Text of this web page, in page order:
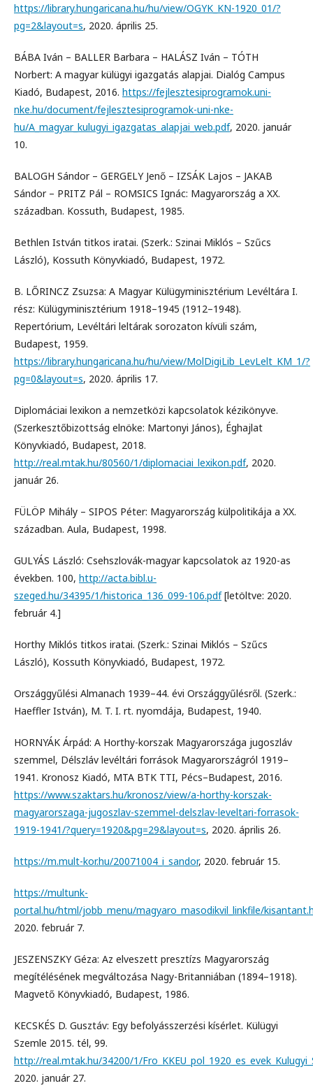
https://library.hungaricana.hu/hu/view/OGYK_KN-1920_01/?
pg=2&layout=s, 2020. április 25.
BÁBA Iván – BALLER Barbara – HALÁSZ Iván – TÓTH
Norbert: A magyar külügyi igazgatás alapjai. Dialóg Campus
Kiadó, Budapest, 2016. https://fejlesztesiprogramok.uni-
nke.hu/document/fejlesztesiprogramok-uni-nke-
hu/A_magyar_kulugyi_igazgatas_alapjai_web.pdf, 2020. január
10.
BALOGH Sándor – GERGELY Jenő – IZSÁK Lajos – JAKAB
Sándor – PRITZ Pál – ROMSICS Ignác: Magyarország a XX.
században. Kossuth, Budapest, 1985.
Bethlen István titkos iratai. (Szerk.: Szinai Miklós – Szűcs
László), Kossuth Könyvkiadó, Budapest, 1972.
B. LŐRINCZ Zsuzsa: A Magyar Külügyminisztérium Levéltára I.
rész: Külügyminisztérium 1918–1945 (1912–1948).
Repertórium, Levéltári leltárak sorozaton kívüli szám,
Budapest, 1959.
https://library.hungaricana.hu/hu/view/MolDigiLib_LevLelt_KM_1/?
pg=0&layout=s, 2020. április 17.
Diplomáciai lexikon a nemzetközi kapcsolatok kézikönyve.
(Szerkesztőbizottság elnöke: Martonyi János), Éghajlat
Könyvkiadó, Budapest, 2018.
http://real.mtak.hu/80560/1/diplomaciai_lexikon.pdf, 2020.
január 26.
FÜLÖP Mihály – SIPOS Péter: Magyarország külpolitikája a XX.
században. Aula, Budapest, 1998.
GULYÁS László: Csehszlovák-magyar kapcsolatok az 1920-as
években. 100, http://acta.bibl.u-
szeged.hu/34395/1/historica_136_099-106.pdf[letöltve: 2020.
február 4.]
Horthy Miklós titkos iratai. (Szerk.: Szinai Miklós – Szűcs
László), Kossuth Könyvkiadó, Budapest, 1972.
Országgyűlési Almanach 1939–44. évi Országgyűlésről. (Szerk.:
Haeffler István), M. T. I. rt. nyomdája, Budapest, 1940.
HORNYÁK Árpád: A Horthy-korszak Magyarországa jugoszláv
szemmel, Délszláv levéltári források Magyarországról 1919–
1941. Kronosz Kiadó, MTA BTK TTI, Pécs–Budapest, 2016.
https://www.szaktars.hu/kronosz/view/a-horthy-korszak-
magyarorszaga-jugoszlav-szemmel-delszlav-leveltari-forrasok-
1919-1941/?query=1920&pg=29&layout=s, 2020. április 26.
https://m.mult-kor.hu/20071004_i_sandor, 2020. február 15.
https://multunk-
portal.hu/html/jobb_menu/magyaro_masodikvil_linkfile/
2020. február 7.
JESZENSZKY Géza: Az elveszett presztízs Magyarország
megítélésének megváltozása Nagy-Britanniában (1894–1918).
Magvető Könyvkiadó, Budapest, 1986.
KECSKÉS D. Gusztáv: Egy befolyásszerzési kísérlet. Külügyi
Szemle 2015. tél, 99.
http://real.mtak.hu/34200/1/
2020. január 27.